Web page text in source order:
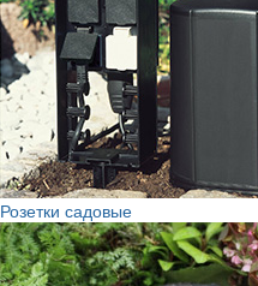
Розетки садовые